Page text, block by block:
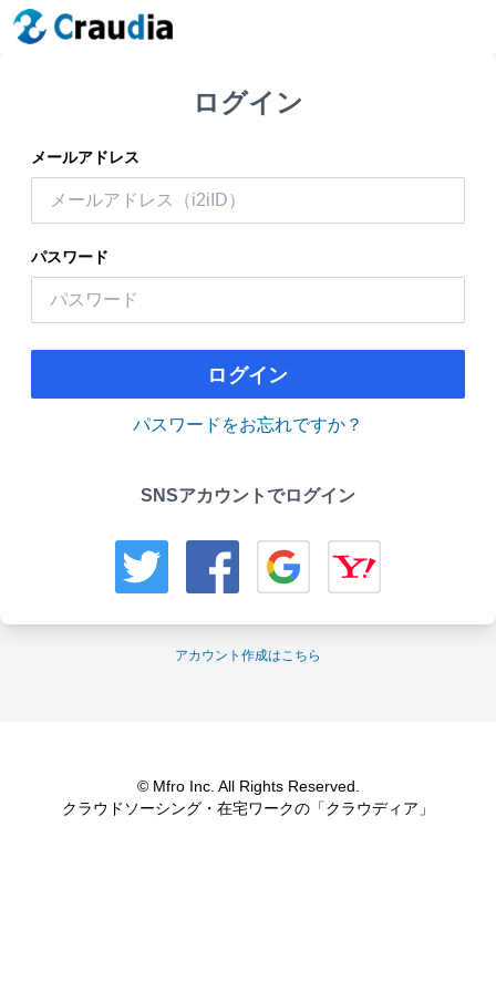
ログイン
メールアドレス
パスワード
ログイン
パスワードをお忘れですか？
SNSアカウントでログイン
アカウント作成はこちら
© Mfro Inc. All Rights Reserved.
クラウドソーシング・在宅ワークの「クラウディア」